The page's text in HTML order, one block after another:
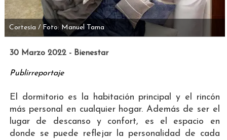
Cortesía / Foto: Manuel Tama
30 Marzo 2022 - Bienestar
Publirreportaje
El dormitorio es la habitación principal y el rincón
más personal en cualquier hogar. Además de ser el
lugar de descanso y confort, es el espacio en
donde se puede reflejar la personalidad de cada